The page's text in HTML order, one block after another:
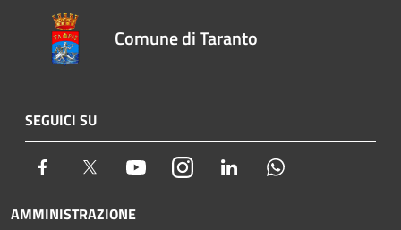
Comune di Taranto
SEGUICI SU
Facebook Twitter YoutubeInstagram LinkedIn
AMMINISTRAZIONE